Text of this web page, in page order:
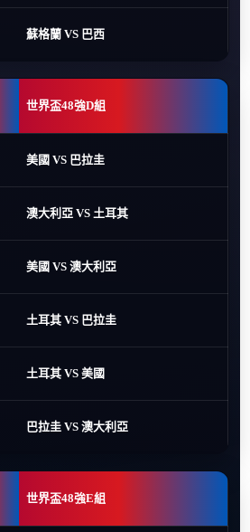
蘇格蘭 VS 巴西
世界盃48強D組
美國 VS 巴拉圭
澳大利亞 VS 土耳其
美國 VS 澳大利亞
土耳其 VS 巴拉圭
土耳其 VS 美國
巴拉圭 VS 澳大利亞
世界盃48強E組